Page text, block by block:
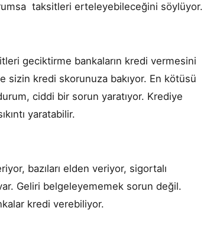
taksitleri erteleyebileceğini söylüyor.
geciktirme bankaların kredi vermesini
sizin kredi skorunuza bakıyor. En kötüsü
ciddi bir sorun yaratıyor. Krediye
yaratabilir.
bazıları elden veriyor, sigortalı
Geliri belgeleyememek sorun değil.
kredi verebiliyor.